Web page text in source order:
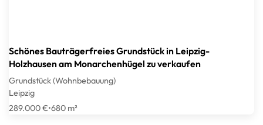
Schönes Bauträgerfreies Grundstück in Leipzig-
Holzhausen am Monarchenhügel zu verkaufen
Grundstück (Wohnbebauung)
Leipzig
289.000 €•680 m²